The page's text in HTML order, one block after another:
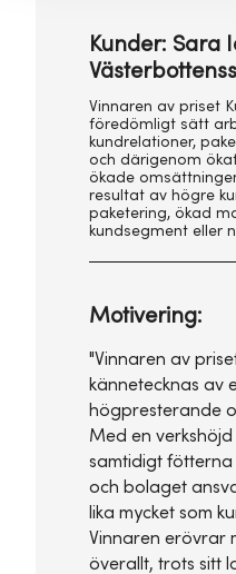
Kunder: Sara
Vinnaren av priset
föredömligt sätt
kundrelationer,
och därigenom
ökade
resultat av högre
paketering, ökad
kundsegment eller
Motivering:
"Vinnaren av
kännetecknas av
högpresterande
Med en
samtidigt
och bolaget
lika mycket som
Vinnaren erövrar
överallt, trots sitt